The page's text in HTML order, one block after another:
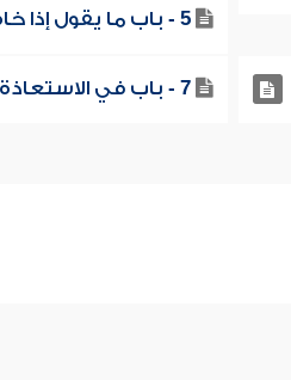
5 - باب ما يقول إذا خاف قوماً
7 - باب في الاستعاذة